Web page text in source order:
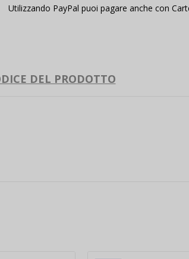
Utilizzando PayPal puoi pagare anche con
DEL PRODOTTO